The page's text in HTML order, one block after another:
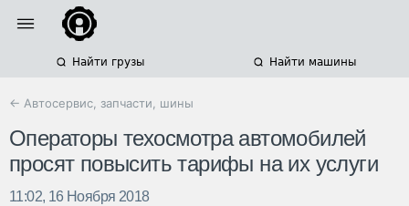
Найти грузы Найти машины
← Автосервис, запчасти, шины
Операторы техосмотра автомобилей
просят повысить тарифы на их услуги
11:02, 16 Ноября 2018